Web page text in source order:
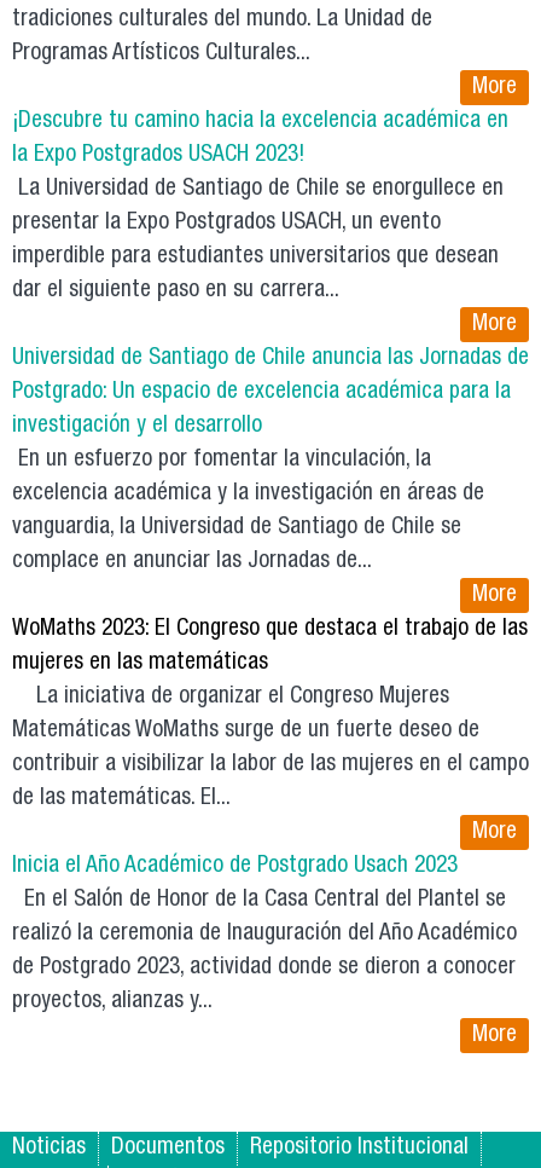
tradiciones culturales del mundo. La Unidad de
Programas Artísticos Culturales...
More
¡Descubre tu camino hacia la excelencia académica en
la Expo Postgrados USACH 2023!
La Universidad de Santiago de Chile se enorgullece en
presentar la Expo Postgrados USACH, un evento
imperdible para estudiantes universitarios que desean
dar el siguiente paso en su carrera...
More
Universidad de Santiago de Chile anuncia las Jornadas de
Postgrado: Un espacio de excelencia académica para la
investigación y el desarrollo
En un esfuerzo por fomentar la vinculación, la
excelencia académica y la investigación en áreas de
vanguardia, la Universidad de Santiago de Chile se
complace en anunciar las Jornadas de...
More
WoMaths 2023: El Congreso que destaca el trabajo de las
mujeres en las matemáticas
La iniciativa de organizar el Congreso Mujeres
Matemáticas WoMaths surge de un fuerte deseo de
contribuir a visibilizar la labor de las mujeres en el campo
de las matemáticas. El...
More
Inicia el Año Académico de Postgrado Usach 2023
En el Salón de Honor de la Casa Central del Plantel se
realizó la ceremonia de Inauguración del Año Académico
de Postgrado 2023, actividad donde se dieron a conocer
proyectos, alianzas y...
More
Noticias Documentos
Repositorio Institucional